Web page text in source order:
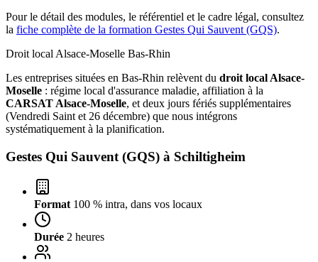
Pour le détail des modules, le référentiel et le cadre légal, consultez
la fiche complète de la formation Gestes Qui Sauvent (GQS).
Droit local Alsace-Moselle Bas-Rhin
Les entreprises situées en Bas-Rhin relèvent du droit local Alsace-
Moselle : régime local d'assurance maladie, affiliation à la
CARSAT Alsace-Moselle, et deux jours fériés supplémentaires
(Vendredi Saint et 26 décembre) que nous intégrons
systématiquement à la planification.
Gestes Qui Sauvent (GQS) à Schiltigheim
Format 100 % intra, dans vos locaux
Durée 2 heures